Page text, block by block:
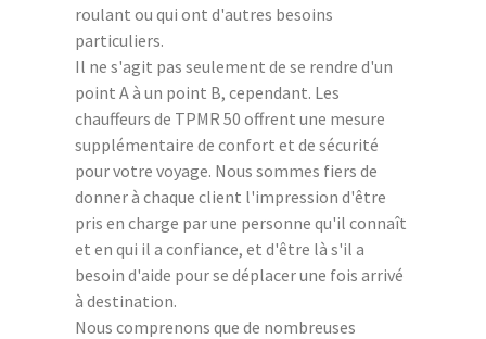
roulant ou qui ont d'autres besoins
particuliers.
Il ne s'agit pas seulement de se rendre d'un
point A à un point B, cependant. Les
chauffeurs de TPMR 50 offrent une mesure
supplémentaire de confort et de sécurité
pour votre voyage. Nous sommes fiers de
donner à chaque client l'impression d'être
pris en charge par une personne qu'il connaît
et en qui il a confiance, et d'être là s'il a
besoin d'aide pour se déplacer une fois arrivé
à destination.
Nous comprenons que de nombreuses